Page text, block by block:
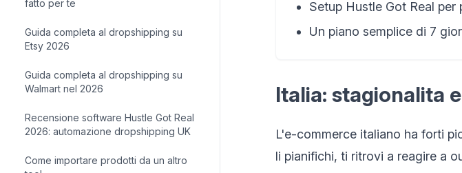
fatto per te
Guida completa al dropshipping su
Etsy 2026
Guida completa al dropshipping su
Walmart nel 2026
Recensione software Hustle Got Real
2026: automazione dropshipping UK
Come importare prodotti da un altro
Setup Hustle Got Real
Un piano semplice di 7
Italia: stagionalita
L'e-commerce italiano ha forti
li pianifichi, ti ritrovi a reagire a